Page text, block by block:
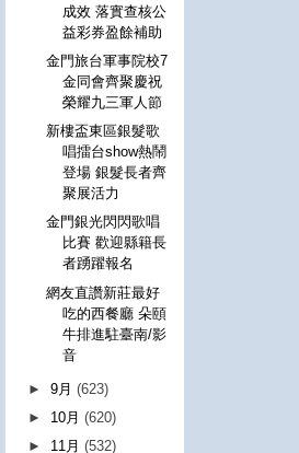
成效 落實查核公
益彩券盈餘補助
金門旅台軍事院校7
金同會齊聚慶祝
榮耀九三軍人節
新樓盃東區銀髮歌
唱擂台show熱鬧
登場 銀髮長者齊
聚展活力
金門銀光閃閃歌唱
比賽 歡迎縣籍長
者踴躍報名
網友直讚新莊最好
吃的西餐廳 朵頤
牛排進駐臺南/影
音
►9月(623)
► 10月(620)
► 11月(532)